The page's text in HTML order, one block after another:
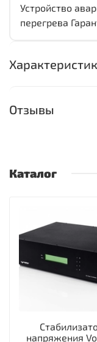
Устройство
перегрева
Отзывы
Каталог
напряжения